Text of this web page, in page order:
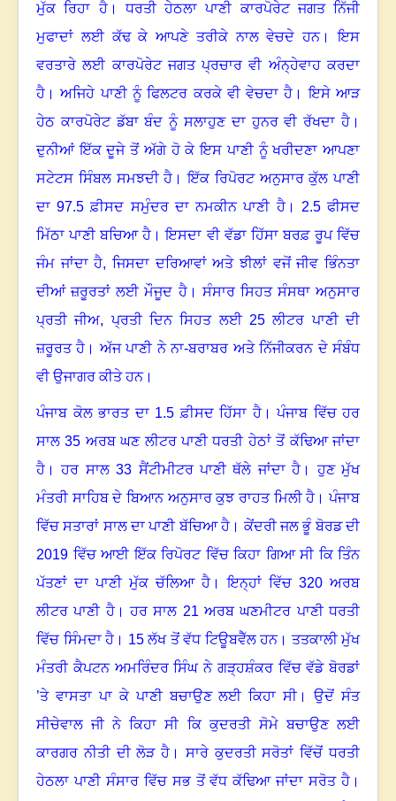
ਮੁੱਕ ਰਿਹਾ ਹੈ।ਧਰਤੀ ਹੇਠਲਾ ਪਾਣੀ ਕਾਰਪੋਰੇਟ ਜਗਤ ਨਿੱਜੀ
ਮੁਫਾਦਾਂ ਲਈ ਕੱਢ ਕੇ ਆਪਣੇ ਤਰੀਕੇ ਨਾਲ ਵੇਚਦੇ ਹਨ।ਇਸ
ਵਰਤਾਰੇ ਲਈ ਕਾਰਪੋਰੇਟ ਜਗਤ ਪ੍ਰਚਾਰ ਵੀ ਅੰਨ੍ਹੇਵਾਹ ਕਰਦਾ
ਹੈ ।ਅਜਿਹੇ ਪਾਣੀ ਨੂੰ ਫਿਲਟਰ ਕਰਕੇ ਵੀ ਵੇਚਦਾ ਹੈ ।ਇਸੇ ਆੜ
ਹੇਠ ਕਾਰਪੋਰੇਟ ਡੱਬਾ ਬੰਦ ਨੂੰ ਸਲਾਹੁਣ ਦਾ ਹੁਨਰ ਵੀ ਰੱਖਦਾ ਹੈ ।
ਦੁਨੀਆਂ ਇੱਕ ਦੂਜੇ ਤੋਂ ਅੱਗੇ ਹੋ ਕੇ ਇਸ ਪਾਣੀ ਨੂੰ ਖਰੀਦਣਾ ਆਪਣਾ
ਸਟੇਟਸ ਸਿੰਬਲ ਸਮਝਦੀ ਹੈ ।ਇੱਕ ਰਿਪੋਰਟ ਅਨੁਸਾਰ ਕੁੱਲ ਪਾਣੀ
ਦਾ 97.5 ਫ਼ੀਸਦ ਸਮੁੰਦਰ ਦਾ ਨਮਕੀਨ ਪਾਣੀ ਹੈ। 2.5 ਫੀਸਦ
ਮਿੱਠਾ ਪਾਣੀ ਬਚਿਆ ਹੈ । ਇਸਦਾ ਵੀ ਵੱਡਾ ਹਿੱਸਾ ਬਰਫ਼ ਰੂਪ ਵਿੱਚ
ਜੰਮ ਜਾਂਦਾ ਹੈ, ਜਿਸਦਾ ਦਰਿਆਵਾਂ ਅਤੇ ਝੀਲਾਂ ਵਜੋਂ ਜੀਵ ਭਿੰਨਤਾ
ਦੀਆਂ ਜ਼ਰੂਰਤਾਂ ਲਈ ਮੌਜੂਦ ਹੈ। ਸੰਸਾਰ ਸਿਹਤ ਸੰਸਥਾ ਅਨੁਸਾਰ
ਪ੍ਰਤੀ ਜੀਅ,ਪ੍ਰਤੀ ਦਿਨ ਸਿਹਤ ਲਈ 25 ਲੀਟਰ ਪਾਣੀ ਦੀ
ਜ਼ਰੂਰਤ ਹੈ । ਅੱਜ ਪਾਣੀ ਨੇ ਨਾ-ਬਰਾਬਰ ਅਤੇ ਨਿੱਜੀਕਰਨ ਦੇ ਸੰਬੰਧ
ਵੀ ਉਜਾਗਰ ਕੀਤੇ ਹਨ।
ਪੰਜਾਬ ਕੋਲ ਭਾਰਤ ਦਾ 1.5 ਫ਼ੀਸਦ ਹਿੱਸਾ ਹੈ।ਪੰਜਾਬ ਵਿੱਚ ਹਰ
ਸਾਲ 35 ਅਰਬ ਘਣ ਲੀਟਰ ਪਾਣੀ ਧਰਤੀ ਹੇਠਾਂ ਤੋਂ ਕੱਢਿਆ ਜਾਂਦਾ
ਹੈ ।ਹਰ ਸਾਲ 33 ਸੈਂਟੀਮੀਟਰ ਪਾਣੀ ਥੱਲੇ ਜਾਂਦਾ ਹੈ ।ਹੁਣ ਮੁੱਖ
ਮੰਤਰੀ ਸਾਹਿਬ ਦੇ ਬਿਆਨ ਅਨੁਸਾਰ ਕੁਝ ਰਾਹਤ ਮਿਲੀ ਹੈ ।ਪੰਜਾਬ
ਵਿੱਚ ਸਤਾਰਾਂ ਸਾਲ ਦਾ ਪਾਣੀ ਬੱਚਿਆ ਹੈ ।ਕੇਂਦਰੀ ਜਲ ਭੂੰ ਬੋਰਡ ਦੀ
2019 ਵਿੱਚ ਆਈ ਇੱਕ ਰਿਪੋਰਟ ਵਿੱਚ ਕਿਹਾ ਗਿਆ ਸੀ ਕਿ ਤਿੰਨ
ਪੱਤਣਾਂ ਦਾ ਪਾਣੀ ਮੁੱਕ ਚੱਲਿਆ ਹੈ ।
ਇਨ੍ਹਾਂ ਵਿੱਚ 320 ਅਰਬ
ਲੀਟਰ ਪਾਣੀ ਹੈ।ਹਰ ਸਾਲ 21 ਅਰਬ ਘਣਮੀਟਰ ਪਾਣੀ ਧਰਤੀ
ਵਿੱਚ ਸਿੰਮਦਾ ਹੈ । 15 ਲੱਖ ਤੋਂ ਵੱਧ ਟਿਊਬਵੈੱਲ ਹਨ। ਤਤਕਾਲੀ ਮੁੱਖ
ਮੰਤਰੀ ਕੈਪਟਨ ਅਮਰਿੰਦਰ ਸਿੰਘ ਨੇ ਗੜ੍ਹਸ਼ੰਕਰ ਵਿੱਚ ਵੱਡੇ ਬੋਰਡਾਂ
’ਤੇ ਵਾਸਤਾ ਪਾ ਕੇ ਪਾਣੀ ਬਚਾਉਣ ਲਈ ਕਿਹਾ ਸੀ।ਉਦੋਂ ਸੰਤ
ਸੀਚੇਵਾਲ ਜੀ ਨੇ ਕਿਹਾ ਸੀ ਕਿ ਕੁਦਰਤੀ ਸੋਮੇ ਬਚਾਉਣ ਲਈ
ਕਾਰਗਰ ਨੀਤੀ ਦੀ ਲੋੜ ਹੈ । ਸਾਰੇ ਕੁਦਰਤੀ ਸਰੋਤਾਂ ਵਿੱਚੋਂ ਧਰਤੀ
ਹੇਠਲਾ ਪਾਣੀ ਸੰਸਾਰ ਵਿੱਚ ਸਭ ਤੋਂ ਵੱਧ ਕੱਢਿਆ ਜਾਂਦਾ ਸਰੋਤ ਹੈ ।